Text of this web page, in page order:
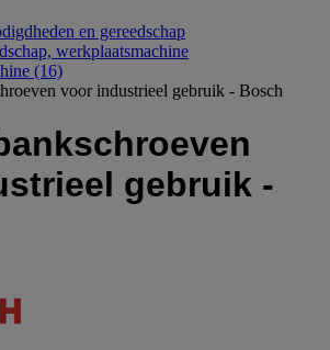
en gereedschap
werkplaatsmachine
(16)
voor industrieel gebruik - Bosch
gebruik -